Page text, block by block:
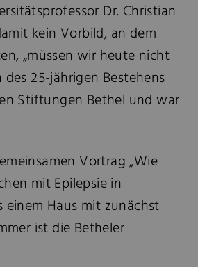
Dr. Christian
kein Vorbild, an dem
„müssen wir heute nicht
25-jährigen Bestehens
Stiftungen Bethel und war
Vortrag „Wie
mit Epilepsie in
einem Haus mit zunächst
ist die Betheler